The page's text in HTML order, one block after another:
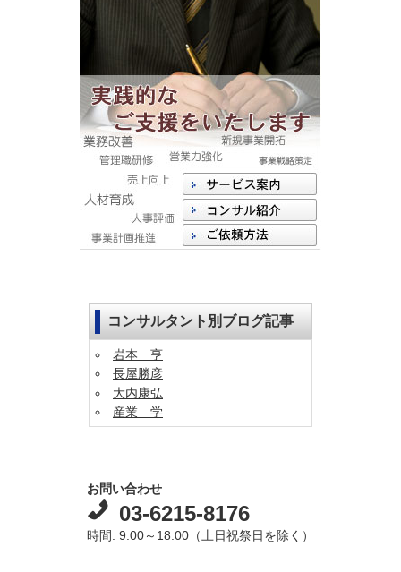
コンサルタント別ブログ記事
岩本 亨
長屋勝彦
大内康弘
産業 学
お問い合わせ
03-6215-8176
時間: 9:00～18:00（土日祝祭日を除く）